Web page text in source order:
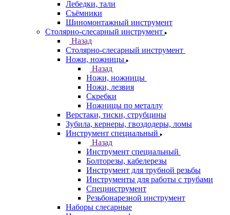
Лебедки, тали
Съёмники
Шиномонтажный инструмент
Столярно-слесарный инструмент
Назад
Столярно-слесарный инструмент
Ножи, ножницы
Назад
Ножи, ножницы
Ножи, лезвия
Скребки
Ножницы по металлу
Верстаки, тиски, струбцины
Зубила, кернеры, гвоздодеры, ломы
Инструмент специальный
Назад
Инструмент специальный
Болторезы, кабелерезы
Инструмент для трубной резьбы
Инструменты для работы с трубами
Специнструмент
Резьбонарезной инструмент
Наборы слесарные